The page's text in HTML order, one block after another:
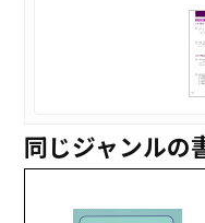
同じジャンルの